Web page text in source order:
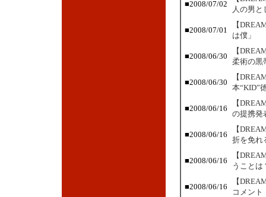
■2008/07/02
人の男と
■2008/07/01
【
は僕」
■2008/06/30
【
柔術の黒
■2008/06/30
【
本“KID”
■2008/06/16
【
の提携発
■2008/06/16
【
折を免れ
■2008/06/16
【
うことは
■2008/06/16
【
コメント